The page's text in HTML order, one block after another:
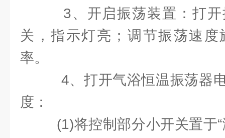
3、开启振荡装置：打开
关，指示灯亮；调节振荡速
率。
4、打开气浴恒温振荡器
度：
(1)将控制部分小开关置于